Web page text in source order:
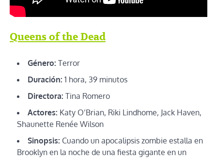
Queens of the Dead
Género: Terror
Duración: 1 hora, 39 minutos
Directora: Tina Romero
Actores: Katy O’Brian, Riki Lindhome, Jack Haven,
Shaunette Renée Wilson
Sinopsis: Cuando un apocalipsis zombie estalla en
Brooklyn en la noche de una fiesta gigante en un